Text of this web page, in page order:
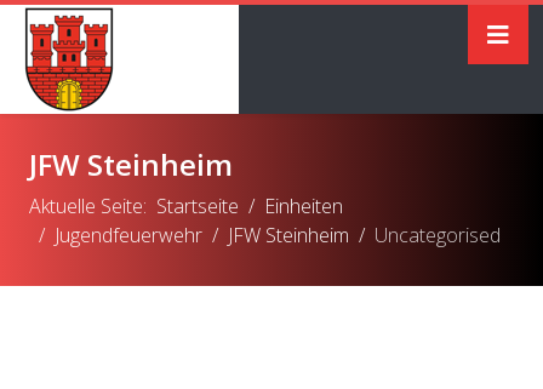
JFW Steinheim
Aktuelle Seite: Startseite
Einheiten
Jugendfeuerwehr
JFW Steinheim Uncategorised